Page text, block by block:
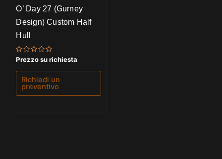
O’ Day 27 (Gurney
Design) Custom Half
Hull
Valutato
0
su
Prezzo su richiesta
Richiedi un
preventivo